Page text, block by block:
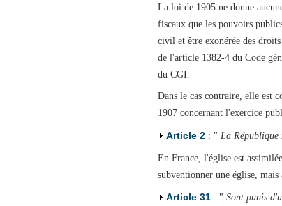
La loi de 1905 ne donne
fiscaux que les pouvoirs
civil et être exonérée des
de l'article 1382-4 du Code
du CGI.
Dans le cas contraire, elle est
1907 concernant l'exercice
Article 2: " La République
En France, l'église est
subventionner une église,
Article 31: " Sont punis